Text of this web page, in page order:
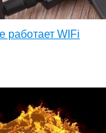
работает WIFi